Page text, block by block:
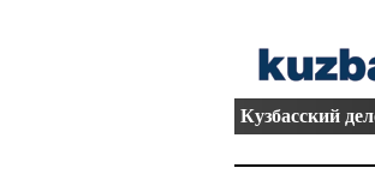
Кузбасский